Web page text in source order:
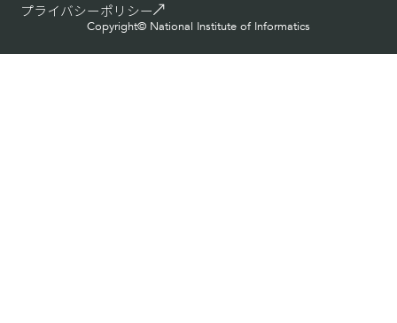
プライバシーポリシー
Copyright© National Institute of Informatics